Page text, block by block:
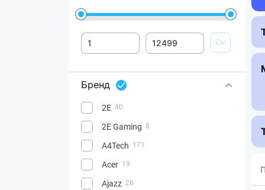
Ок
Бренд
2E 40
2E Gaming 8
A4Tech 171
Acer 19
Ajazz 26